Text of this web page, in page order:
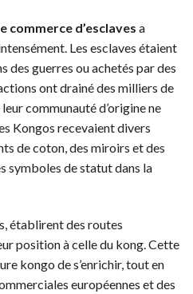
commerce d’esclaves a
Les esclaves étaient
des guerres ou achetés par des
ont drainé des milliers de
communauté d’origine ne
Kongos recevaient divers
de coton, des miroirs et des
symboles de statut dans la
établirent des routes
position à celle du kong. Cette
kongo de s’enrichir, tout en
européennes et des